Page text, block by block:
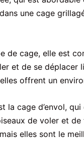
une cage
de cage, elle est
et de se déplacer
offrent un
la cage d’envol,
de voler et
elles sont le